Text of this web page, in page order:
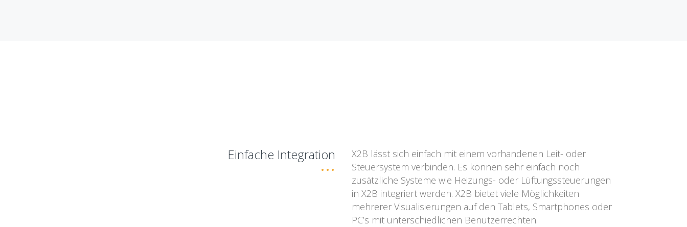
Einfache Integration
X2B lässt sich einfach mit einem vorhandenen Leit- oder
Steuersystem verbinden. Es können sehr einfach noch
zusätzliche Systeme wie Heizungs- oder Lüftungssteuerungen
in X2B integriert werden. X2B bietet viele Möglichkeiten
mehrerer Visualisierungen auf den Tablets, Smartphones oder
PC’s mit unterschiedlichen Benutzerrechten.